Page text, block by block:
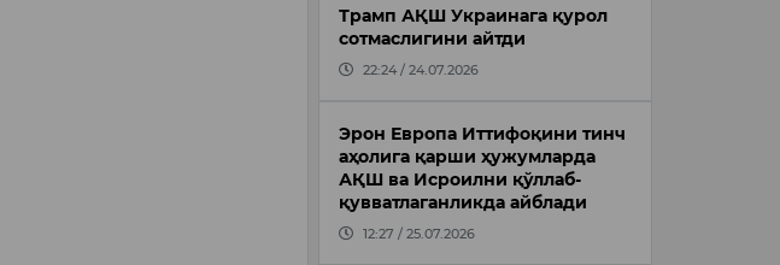
Трамп АҚШ Украинага қурол
сотмаслигини айтди
22:24 / 24.07.2026
Эрон Европа Иттифоқини тинч
аҳолига қарши ҳужумларда
АҚШ ва Исроилни қўллаб-
қувватлаганликда айблади
12:27 / 25.07.2026